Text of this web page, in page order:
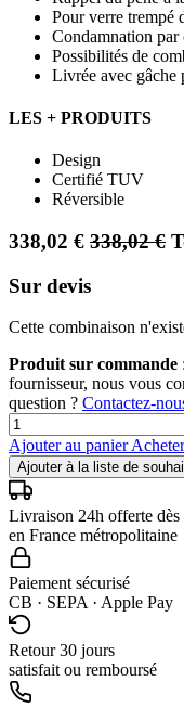
Pour verre trempé
Condamnation par
Possibilités de
Livrée avec gâche
LES + PRODUITS
Design
Certifié TUV
Réversible
338,02 € 338,02€
Sur devis
Cette combinaison
Produit sur commande
fournisseur, nous vous
question ? Contactez-
Ajouter au panier
Ajouter à la liste de
Livraison 24h offerte dès
en France métropolitaine
Paiement sécurisé
CB · SEPA · Apple Pay
Retour 30 jours
satisfait ou remboursé